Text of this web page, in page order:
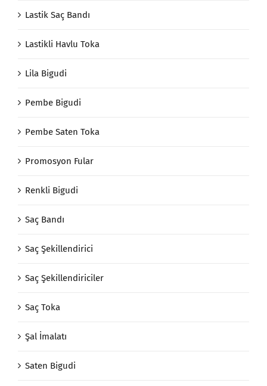
Lastik Saç Bandı
Lastikli Havlu Toka
Lila Bigudi
Pembe Bigudi
Pembe Saten Toka
Promosyon Fular
Renkli Bigudi
Saç Bandı
Saç Şekillendirici
Saç Şekillendiriciler
Saç Toka
Şal İmalatı
Saten Bigudi